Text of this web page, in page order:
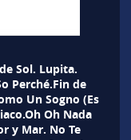
Sol. Lupita.
Perché.Fin de
Un Sogno (Es
Oh Nada
y Mar. No Te